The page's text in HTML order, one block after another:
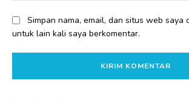
Simpan nama, email, dan situs web saya
untuk lain kali saya berkomentar.